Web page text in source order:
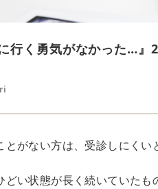
行く勇気がなかった…
とがない方は、受診しにく
どい状態が長く続いていた